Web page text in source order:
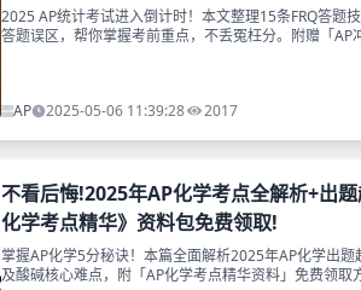
2025 AP统计考试进入倒计时！本文整理15条FRQ答题
答题误区，帮你掌握考前重点，不丢冤枉分。附赠「AP
AP 2025-05-06 11:39:28 2017
不看后悔!2025年AP化学考点全解析+出
化学考点精华》资料包免费领取!
掌握AP化学5分秘诀！本篇全面解析2025年AP化学出题
及酸碱核心难点，附「AP化学考点精华资料」免费领取